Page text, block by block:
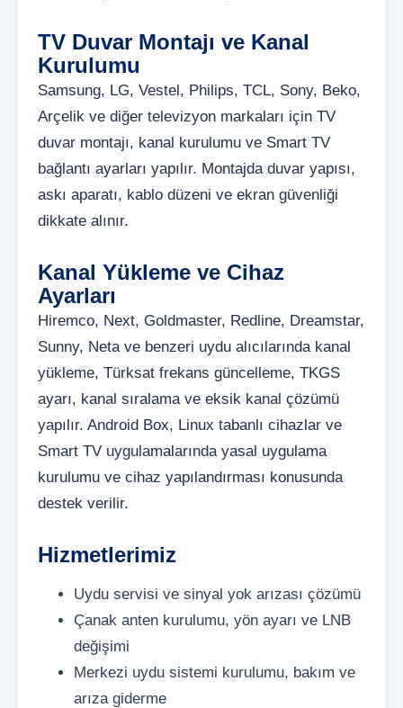
TV Duvar Montajı ve Kanal
Kurulumu
Samsung, LG, Vestel, Philips, TCL, Sony, Beko,
Arçelik ve diğer televizyon markaları için TV
duvar montajı, kanal kurulumu ve Smart TV
bağlantı ayarları yapılır. Montajda duvar yapısı,
askı aparatı, kablo düzeni ve ekran güvenliği
dikkate alınır.
Kanal Yükleme ve Cihaz
Ayarları
Hiremco, Next, Goldmaster, Redline, Dreamstar,
Sunny, Neta ve benzeri uydu alıcılarında kanal
yükleme, Türksat frekans güncelleme, TKGS
ayarı, kanal sıralama ve eksik kanal çözümü
yapılır. Android Box, Linux tabanlı cihazlar ve
Smart TV uygulamalarında yasal uygulama
kurulumu ve cihaz yapılandırması konusunda
destek verilir.
Hizmetlerimiz
Uydu servisi ve sinyal yok arızası çözümü
Çanak anten kurulumu, yön ayarı ve LNB
değişimi
Merkezi uydu sistemi kurulumu, bakım ve
arıza giderme